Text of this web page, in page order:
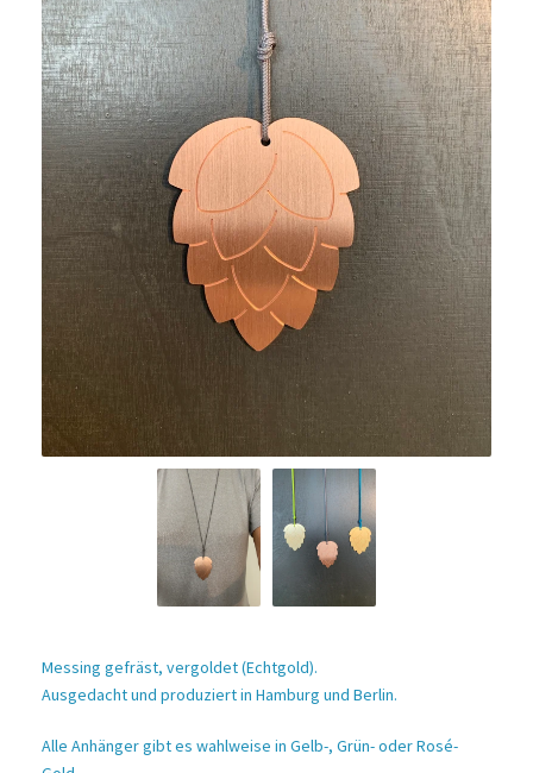
Messing gefräst, vergoldet (Echtgold).
Ausgedacht und produziert in Hamburg und Berlin.
Alle Anhänger gibt es wahlweise in Gelb-, Grün- oder Rosé-